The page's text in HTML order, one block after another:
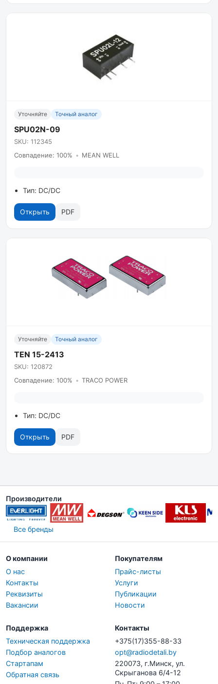
Уточняйте Точный аналог
SPU02N-09
SKU: 112345
Совпадение: 100% • MEAN WELL
Тип: DC/DC
Открыть PDF
Уточняйте Точный аналог
TEN 15-2413
SKU: 120872
Совпадение: 100% • TRACO POWER
Тип: DC/DC
Открыть PDF
Производители
Все бренды
О компании
О нас
Контакты
Реквизиты
Вакансии
Покупателям
Прайс-листы
Услуги
Публикации
Новости
Поддержка
Техническая поддержка
Подбор аналогов
Стартапам
Обратная связь
Контакты
+375(17)355-88-33
opt@radiodetali.by
220073, г.Минск, ул.
Скрыганова 6/4-12